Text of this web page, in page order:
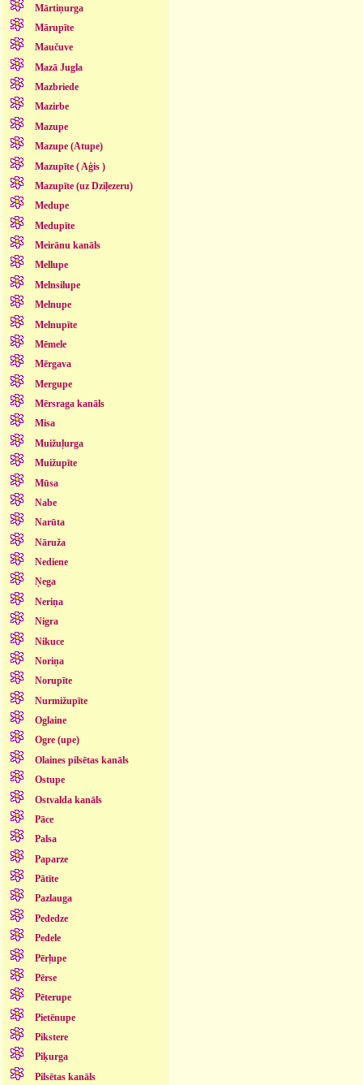
Mārtiņurga
Mārupīte
Maučuve
Mazā Jugla
Mazbriede
Mazirbe
Mazupe
Mazupe (Atupe)
Mazupīte ( Aģis )
Mazupīte (uz Dziļezeru)
Medupe
Medupīte
Meirānu kanāls
Mellupe
Melnsilupe
Melnupe
Melnupīte
Mēmele
Mērgava
Mergupe
Mērsraga kanāls
Misa
Muižuļurga
Muižupīte
Mūsa
Nabe
Narūta
Nāruža
Nediene
Ņega
Neriņa
Nigra
Nikuce
Noriņa
Norupīte
Nurmižupīte
Oglaine
Ogre (upe)
Olaines pilsētas kanāls
Ostupe
Ostvalda kanāls
Pāce
Palsa
Paparze
Pātīte
Pazlauga
Pededze
Pedele
Pērļupe
Pērse
Pēterupe
Pietēnupe
Pikstere
Piķurga
Pilsētas kanāls